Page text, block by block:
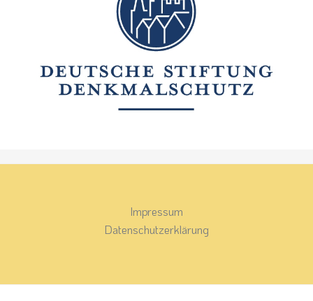
Impressum
Datenschutzerklärung